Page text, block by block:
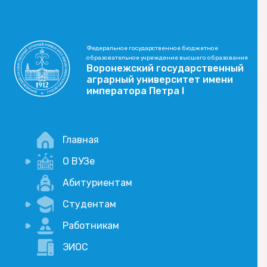
Федеральное государственное бюджетное
образовательное учреждение высшего образования
Воронежский государственный
аграрный университет имени
императора Петра I
Главная
О ВУЗе
Новости
Учебный процесс
Научная деятельность
Абитуриентам
Студентам
Портал дистанционого обучения
Академические отпуска
Работникам
Внимание, опрос!
ЭИОС